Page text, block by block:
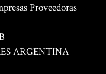
Proveedoras
ARGENTINA